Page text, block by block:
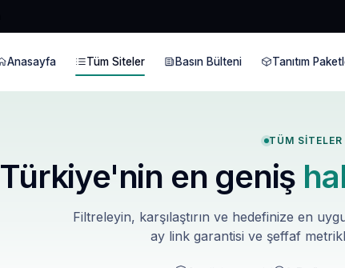
Anasayfa Tüm Siteler Basın Bülteni Tanıtım
TÜM SITELER
Türkiye'nin en geniş
Filtreleyin, karşılaştırın ve hedefinize en
ay link garantisi ve şeffaf